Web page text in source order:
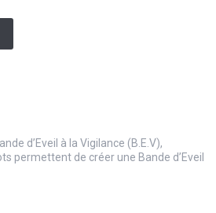
d’Eveil à la Vigilance (B.E.V),
permettent de créer une Bande d’Eveil